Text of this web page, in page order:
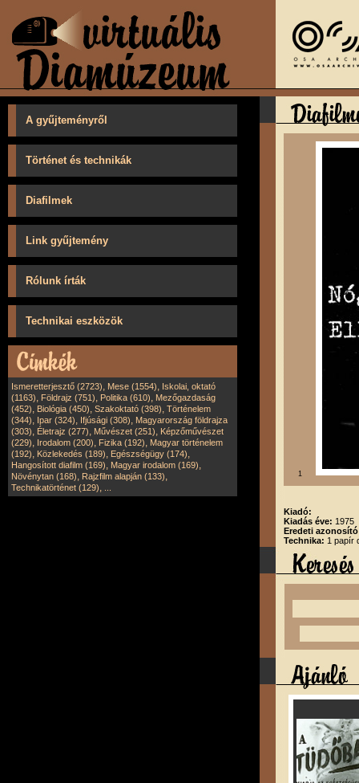
A gyűjteményről
Történet és technikák
Diafilmek
Link gyűjtemény
Rólunk írták
Technikai eszközök
Ismeretterjesztő (2723), Mese (1554), Iskolai, oktató
(1163), Földrajz (751), Politika (610), Mezőgazdaság
(452), Biológia (450), Szakoktató (398), Történelem
(344), Ipar (324), Ifjúsági (308), Magyarország földrajza
(303), Életrajz (277), Művészet (251), Képzőművészet
(229), Irodalom (200), Fizika (192), Magyar történelem
(192), Közlekedés (189), Egészségügy (174),
Hangosított diafilm (169), Magyar irodalom (169),
Növénytan (168), Rajzfilm alapján (133),
Technikatörténet (129),
1
Kiadó:
Kiadás éve: 1975
Eredeti
Technika: 1 papír